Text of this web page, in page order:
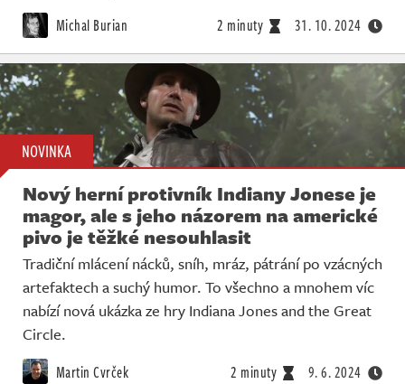
Michal Burian 2 minuty 31. 10. 2024
NOVINKA
Nový herní protivník Indiany Jonese je
magor, ale s jeho názorem na americké
pivo je těžké nesouhlasit
Tradiční mlácení nácků, sníh, mráz, pátrání po vzácných
artefaktech a suchý humor. To všechno a mnohem víc
nabízí nová ukázka ze hry Indiana Jones and the Great
Circle.
Martin Cvrček 2 minuty 9. 6. 2024